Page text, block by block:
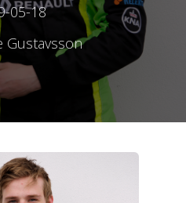
05-18
Gustavsson